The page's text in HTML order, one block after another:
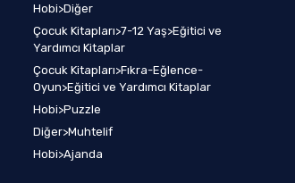
Hobi>Diğer
Çocuk Kitapları>7-12 Yaş>Eğitici ve
Yardımcı Kitaplar
Çocuk Kitapları>Fıkra-Eğlence-
Oyun>Eğitici ve Yardımcı Kitaplar
Hobi>Puzzle
Diğer>Muhtelif
Hobi>Ajanda